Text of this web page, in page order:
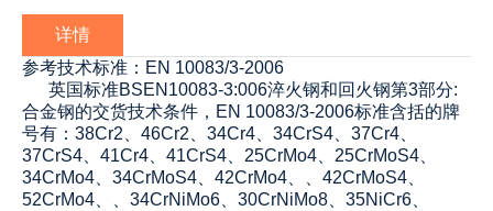
详情
参考技术标准：EN 10083/3-2006
英国标准BSEN10083-3:006淬火钢和回火钢第3部分:
合金钢的交货技术条件，EN 10083/3-2006标准含括的牌
号有：38Cr2、46Cr2、34Cr4、34CrS4、37Cr4、
37CrS4、41Cr4、41CrS4、25CrMo4、25CrMoS4、
34CrMo4、34CrMoS4、42CrMo4、、42CrMoS4、
52CrMo4、、34CrNiMo6、30CrNiMo8、35NiCr6、